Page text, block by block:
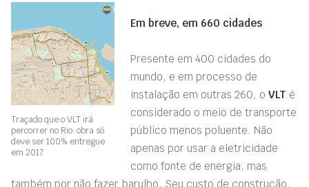
Traçado que o VLT irá
percorrer no Rio: obra só
deve ser 100% entregue
em 2017
Em breve, em 660 cidades
Presente em 400 cidades do
mundo, e em processo de
instalação em outras 260, o VLT é
considerado o meio de transporte
público menos poluente. Não
apenas por usar a eletricidade
como fonte de energia, mas
também por não fazer barulho. Seu custo de construção,